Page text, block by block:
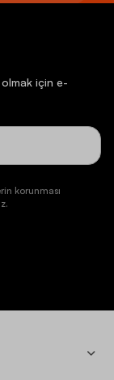
için e-
korunması